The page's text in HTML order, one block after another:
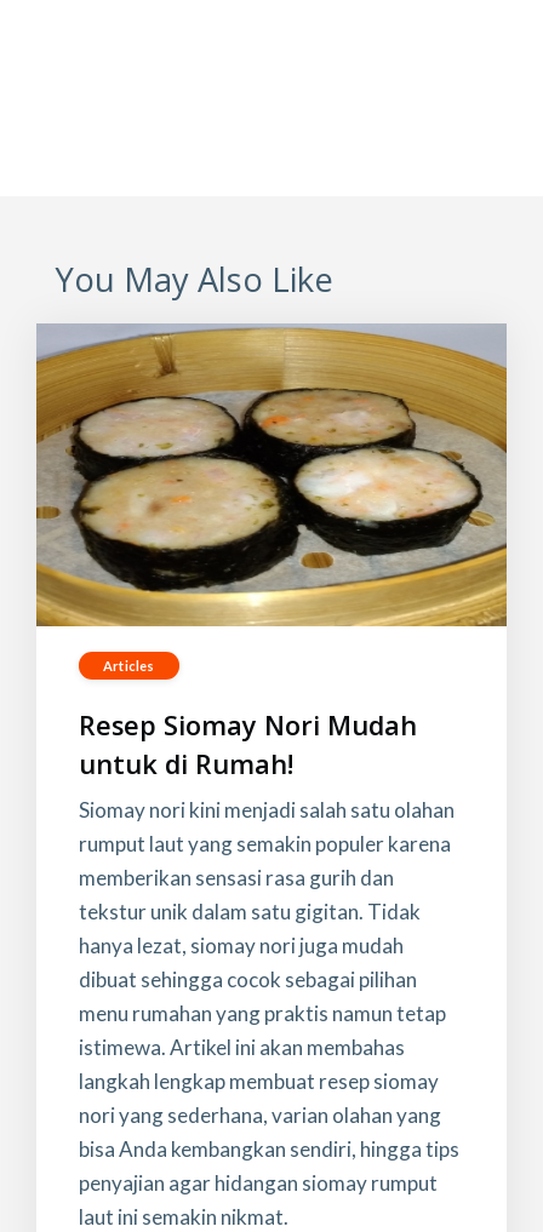
You May Also Like
Articles
Resep Siomay Nori Mudah
untuk di Rumah!
Siomay nori kini menjadi salah satu olahan
rumput laut yang semakin populer karena
memberikan sensasi rasa gurih dan
tekstur unik dalam satu gigitan. Tidak
hanya lezat, siomay nori juga mudah
dibuat sehingga cocok sebagai pilihan
menu rumahan yang praktis namun tetap
istimewa. Artikel ini akan membahas
langkah lengkap membuat resep siomay
nori yang sederhana, varian olahan yang
bisa Anda kembangkan sendiri, hingga tips
penyajian agar hidangan siomay rumput
laut ini semakin nikmat.